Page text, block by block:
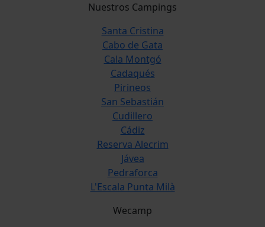
Nuestros Campings
Santa Cristina
Cabo de Gata
Cala Montgó
Cadaqués
Pirineos
San Sebastián
Cudillero
Cádiz
Reserva Alecrim
Jávea
Pedraforca
L'Escala Punta Milà
Wecamp